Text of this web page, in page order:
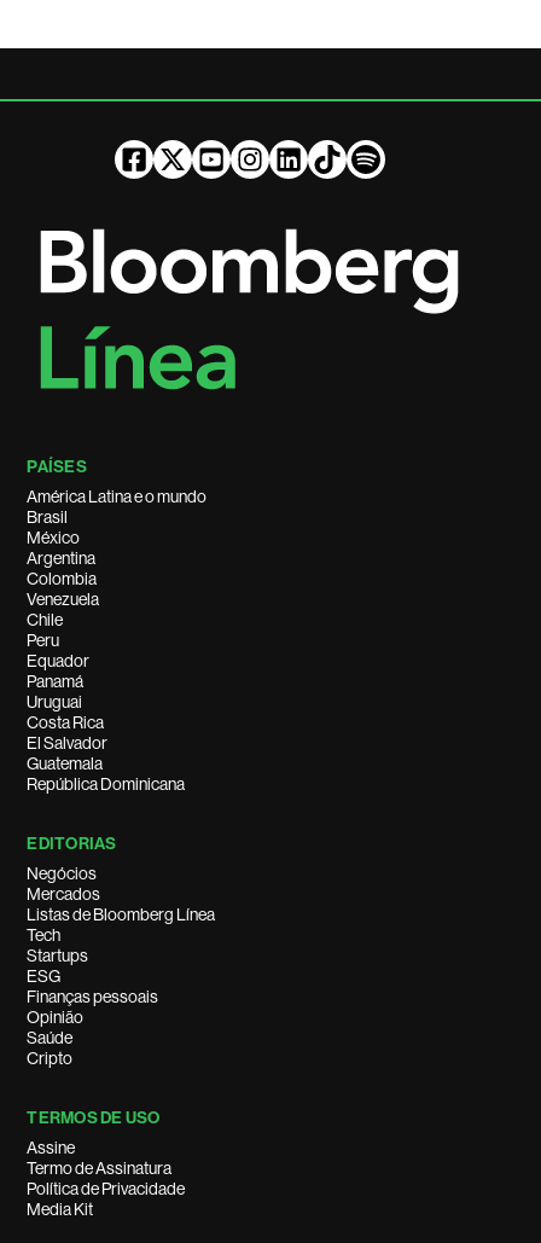
PAÍSES
América Latina e o mundo
Brasil
México
Argentina
Colombia
Venezuela
Chile
Peru
Equador
Panamá
Uruguai
Costa Rica
El Salvador
Guatemala
República Dominicana
EDITORIAS
Negócios
Mercados
Listas de Bloomberg Línea
Tech
Startups
ESG
Finanças pessoais
Opinião
Saúde
Cripto
TERMOS DE USO
Assine
Termo de Assinatura
Política de Privacidade
Media Kit